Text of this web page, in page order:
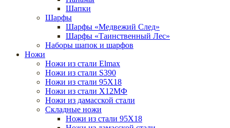
Шапки
Шарфы
Шарфы «Медвежий След»
Шарфы «Таинственный Лес»
Наборы шапок и шарфов
Ножи
Ножи из стали Elmax
Ножи из стали S390
Ножи из стали 95X18
Ножи из стали Х12МФ
Ножи из дамасской стали
Складные ножи
Ножи из стали 95X18